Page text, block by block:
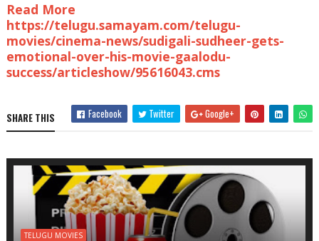
Read More
https://telugu.samayam.com/telugu-
movies/cinema-news/sudigali-sudheer-gets-
emotional-over-his-movie-gaalodu-
success/articleshow/95616043.cms
SHARE THIS Facebook Twitter Google+
TELUGU MOVIES